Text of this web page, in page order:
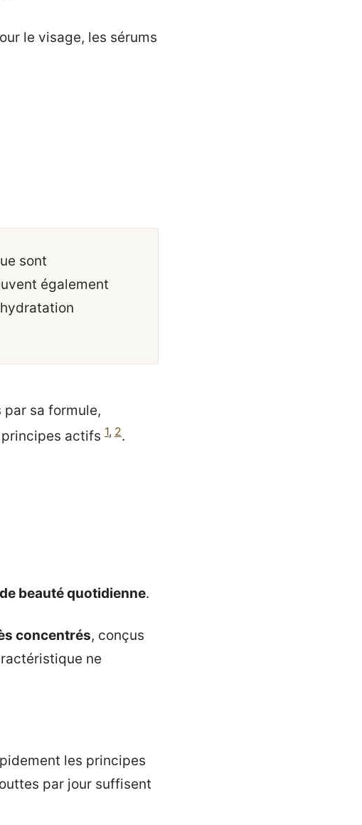
le visage, les sérums
sont
également
sa formule,
actifs 1, 2.
beauté quotidienne.
concentrés, conçus
ne
les principes
par jour suffisent